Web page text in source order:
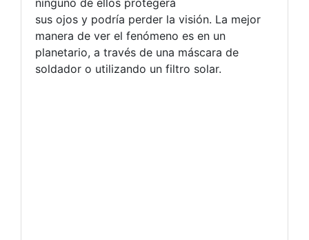
ninguno de ellos protegerá
sus ojos y podría perder la visión. La mejor
manera de ver el fenómeno es en un
planetario, a través de una máscara de
soldador o utilizando un filtro solar.